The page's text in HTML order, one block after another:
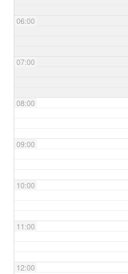
06:00
07:00
08:00
09:00
10:00
11:00
12:00